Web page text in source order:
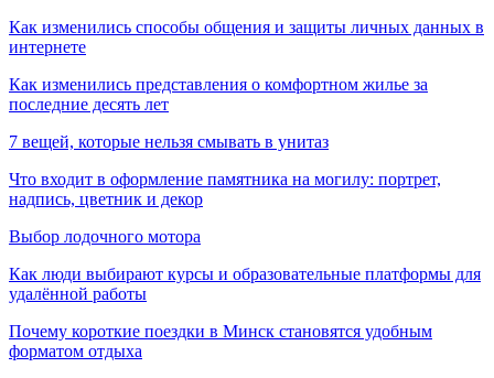
Как изменились способы общения и защиты личных данных в
интернете
Как изменились представления о комфортном жилье за
последние десять лет
7 вещей, которые нельзя смывать в унитаз
Что входит в оформление памятника на могилу: портрет,
надпись, цветник и декор
Выбор лодочного мотора
Как люди выбирают курсы и образовательные платформы для
удалённой работы
Почему короткие поездки в Минск становятся удобным
форматом отдыха